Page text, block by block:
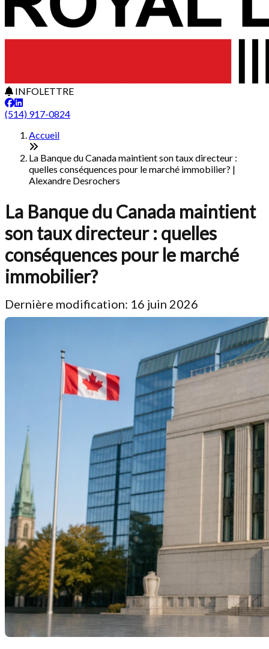
INFOLETTRE
(514) 917-0824
Accueil
La Banque du Canada maintient son taux directeur :
quelles conséquences pour le marché immobilier? |
Alexandre Desrochers
La Banque du Canada maintient
son taux directeur : quelles
conséquences pour le marché
immobilier?
Dernière modification: 16 juin 2026